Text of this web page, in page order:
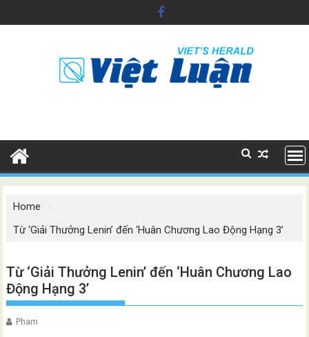
to
Home
Từ ‘Giải Thưởng Lenin’ đến ‘Huân Chương Lao Động Hạng 3’
Từ ‘Giải Thưởng Lenin’ đến ‘Huân Chương Lao
Động Hạng 3’
Pham